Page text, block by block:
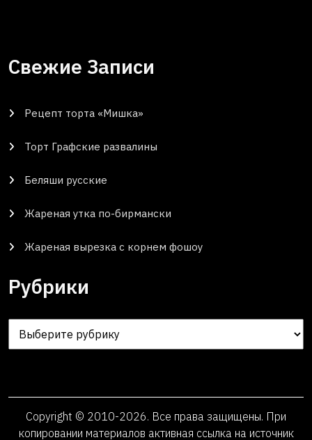
Свежие Записи
Рецепт торта «Мишка»
Торт Графские развалины
Беляши русские
Жареная утка по-бирмански
Жареная вырезка с корнем фошоу
Рубрики
Рубрики
Copyright © 2010-2026. Все права защищены. При
копировании материалов активная ссылка на источник